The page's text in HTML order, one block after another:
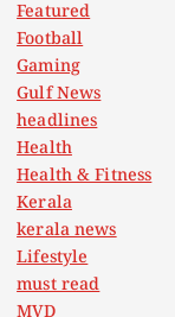
Featured
Football
Gaming
Gulf News
headlines
Health
Health & Fitness
Kerala
kerala news
Lifestyle
must read
MVD